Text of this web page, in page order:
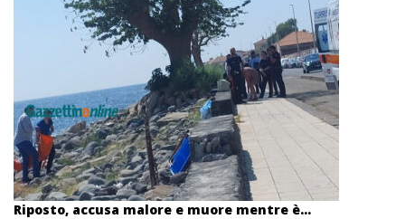
Riposto, accusa malore e muore mentre è...